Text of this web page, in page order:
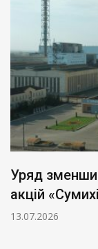
Уряд
акцій
13.07.2026